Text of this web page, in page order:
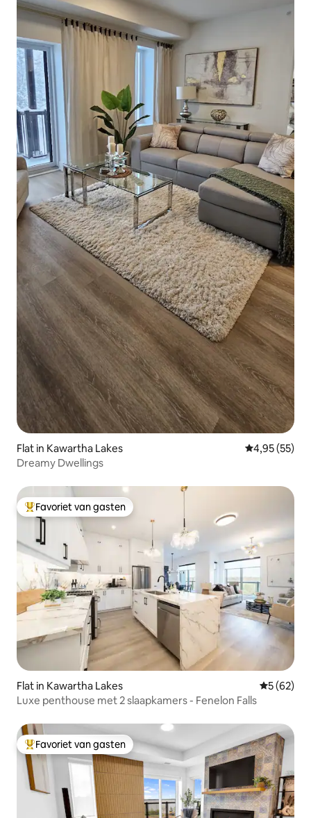
Flat in Kawartha Lakes Gemiddelde
4,95 (55)
Dreamy Dwellings
Topfavoriet van gasten
Favoriet van gasten
Flat in Kawartha Lakes
5 (62)
Luxe penthouse met 2 slaapkamers - Fenelon Falls
Topfavoriet van gasten
Favoriet van gasten